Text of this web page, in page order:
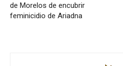
de Morelos de encubrir
feminicidio de Ariadna